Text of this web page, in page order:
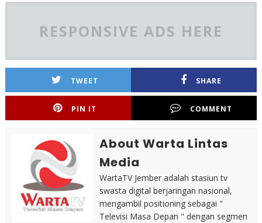
RESPONSIVE ADS HERE
TWEET SHARE
PIN IT COMMENT
About Warta Lintas
Media
WartaTV Jember adalah stasiun tv
swasta digital berjaringan nasional,
mengambil positioning sebagai "
Televisi Masa Depan " dengan segmen